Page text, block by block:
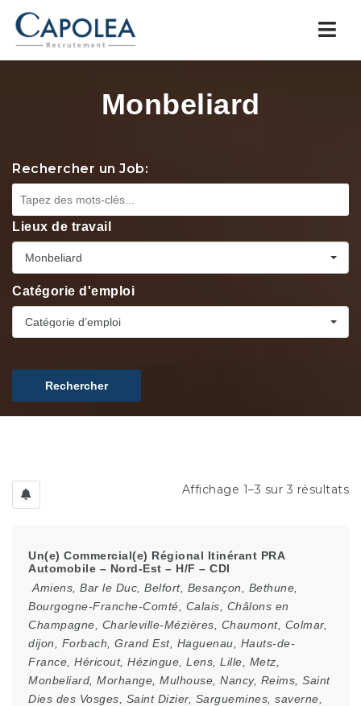
Monbeliard
Rechercher un Job:
Lieux de travail
Monbeliard
Catégorie d'emploi
Catégorie d’emploi
Rechercher
Affichage 1–3 sur 3 résultats
Un(e) Commercial(e) Régional Itinérant PRA
Automobile – Nord-Est – H/F – CDI
Amiens Bar le Duc Belfort, Besançon Bethune
Bourgogne-Franche-Comté
Calais
Châlons en
Champagne
Charleville-Mézières Chaumont, Colmar,
dijon
Forbach Grand Est, Haguenau
Hauts-de-
France Héricout, Hézingue Lens Lille Metz
Monbeliard Morhange Mulhouse Nancy, Reims Saint
Dies des Vosges
Saint Dizier, Sarguemines saverne